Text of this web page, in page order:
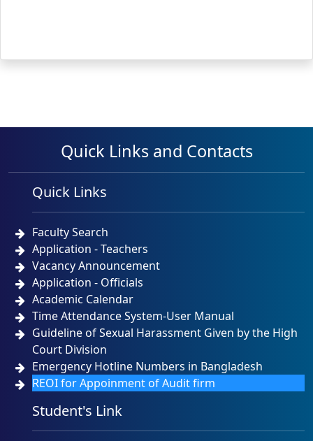
Quick Links and Contacts
Quick Links
Faculty Search
Application - Teachers
Vacancy Announcement
Application - Officials
Academic Calendar
Time Attendance System-User Manual
Guideline of Sexual Harassment Given by the High
Court Division
Emergency Hotline Numbers in Bangladesh
REOI for Appoinment of Audit firm
Student's Link